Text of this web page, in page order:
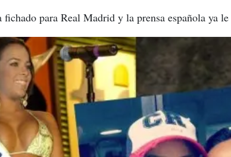
para Real Madrid y la prensa española ya